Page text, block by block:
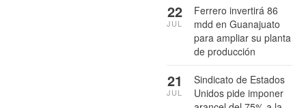
Ferrero invertirá 86
mdd en Guanajuato
para ampliar su planta
de producción
22
JUL
Sindicato de Estados
Unidos pide imponer
21
JUL